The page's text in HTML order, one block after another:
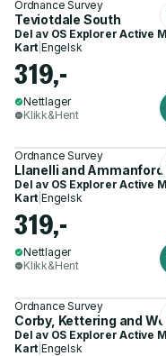
Ordnance Survey
Teviotdale South
Del av OS Explorer Active
Kart |Engelsk
319,-
Nettlager
Klikk&Hent
Ordnance Survey
Llanelli and
Del av OS Explorer Active
Kart |Engelsk
319,-
Nettlager
Klikk&Hent
Ordnance Survey
Corby, Kettering and
Del av OS Explorer Active
Kart |Engelsk